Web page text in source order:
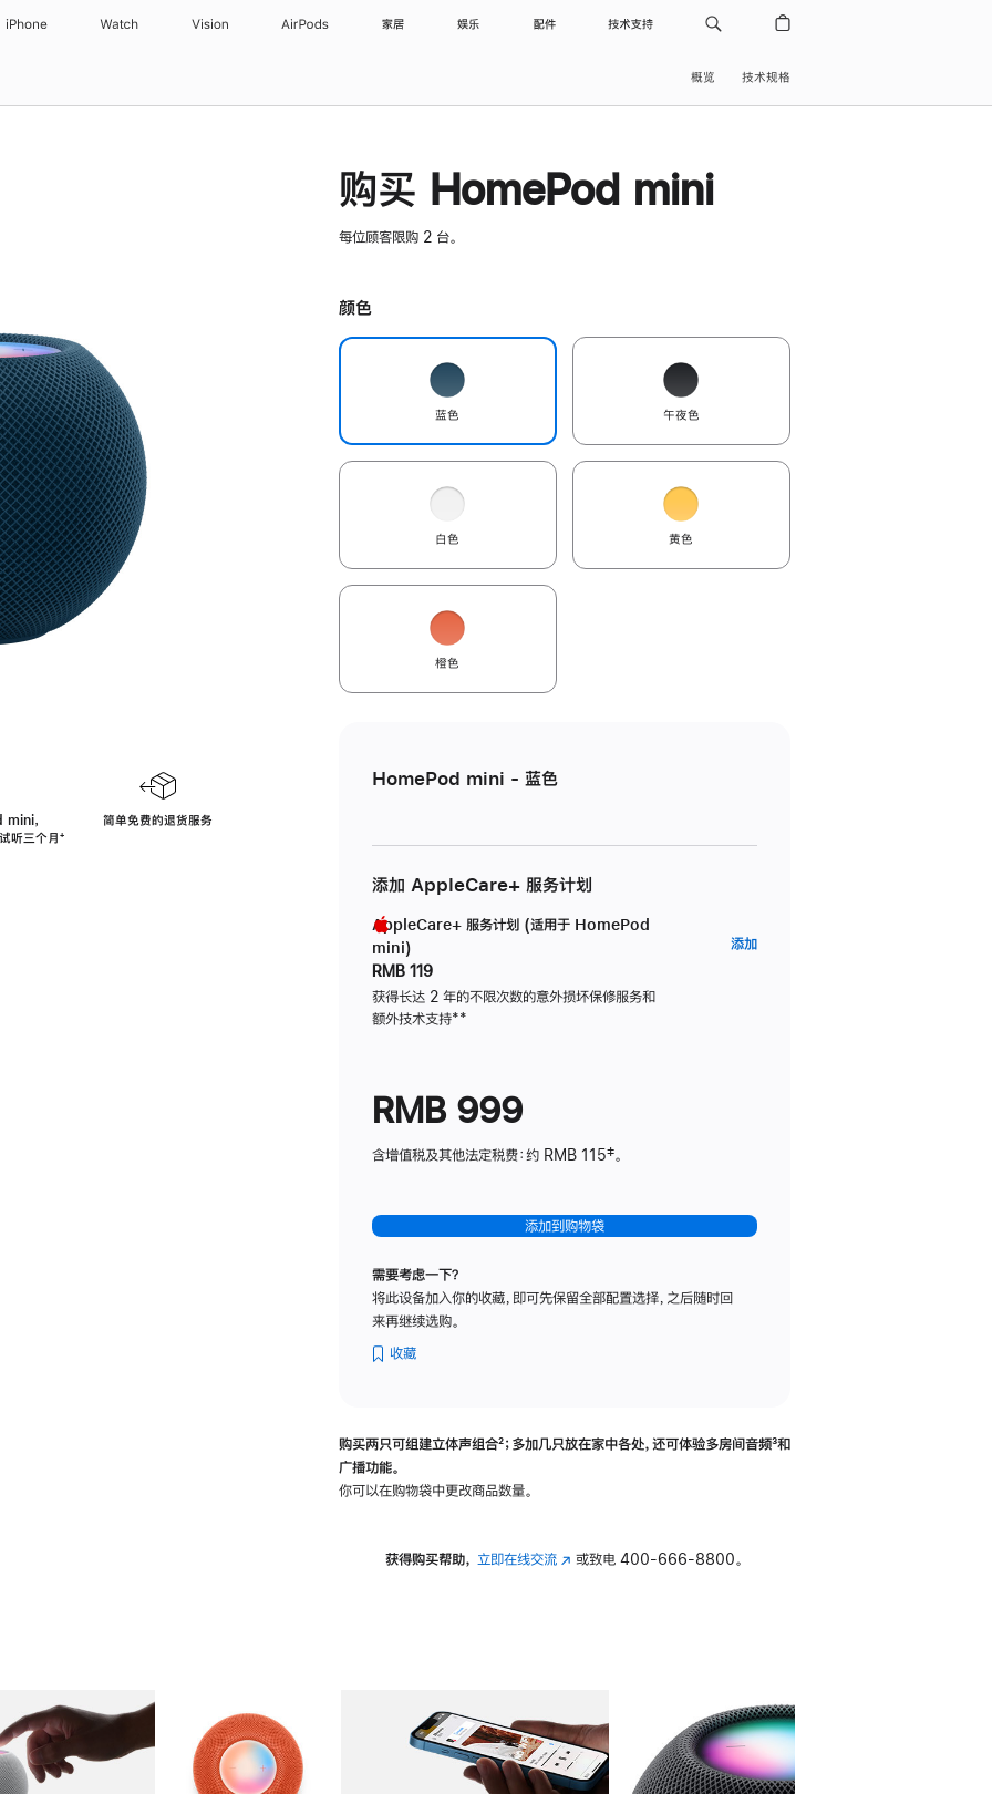
iPhone Watch Vision AirPods 家居 娱乐 配件 技术支持
概览 技术规格
，
听三个月脚
⁺
简单免费的退货服务
购买 HomePod mini
每位顾客限购 2 台。
颜色
蓝色 午夜色
白色 黄色
橙色
HomePod mini - 蓝色
添加 AppleCare+ 服务计划
AppleCare+ 服务计划 (适用于 HomePod
mini)
RMB 119
获得长达 2 年的不限次数的意外损坏保修服务和
额外技术支持脚
**
添加AppleCare+
RMB 999
含增值税及其他法定税费：约 RMB 115‡。
添加到购物袋
需要考虑一下？
将此设备加入你的收藏，即可先保留全部配置选择，之后随时回
来再继续选购。
收藏
购买两只可组建立体声组合脚
²；多加几只放在家中各处，还可体验多‍房‍间音频脚
³和
广播功能。
你可以在购物袋中更改商品数量。
获得购买帮助， 立即在线交流(在 或致电 400-666-8800。
图库 图像 图库 图像 图库 图像 4 图库 图像 5